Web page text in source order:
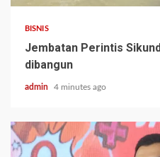
BISNIS
Jembatan Perintis
dibangun
admin 4 minutes ago